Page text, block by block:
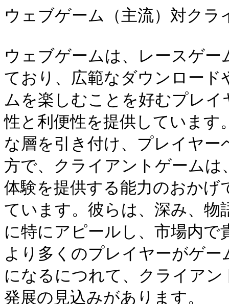
ウェブゲーム（主流）対クラ
ウェブゲームは、レースゲ
ており、広範なダウンロー
ムを楽しむことを好むプレ
性と利便性を提供していま
な層を引き付け、プレイヤ
方で、クライアントゲーム
体験を提供する能力のおか
ています。彼らは、深み、物
に特にアピールし、市場内
より多くのプレイヤーがゲ
になるにつれて、クライア
発展の見込みがあります。